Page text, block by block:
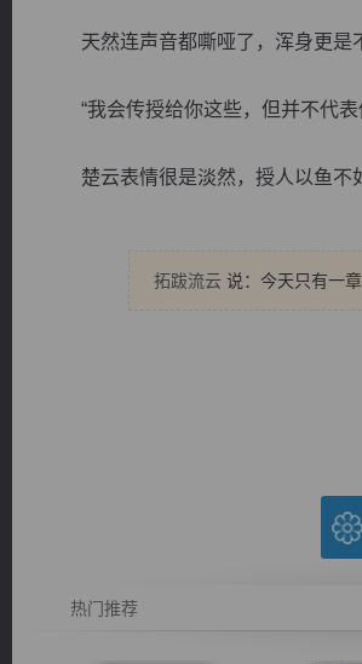
天然连声音都嘶哑了，浑身更是
“我会传授给你这些，但并不代表
楚云表情很是淡然，授人以鱼不
拓跋流云 说：今天只有一
热门推荐